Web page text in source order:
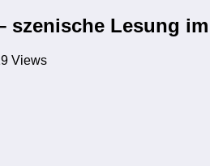
szenische Lesung
Views